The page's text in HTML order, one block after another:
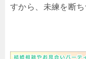
すから、未練を断ち